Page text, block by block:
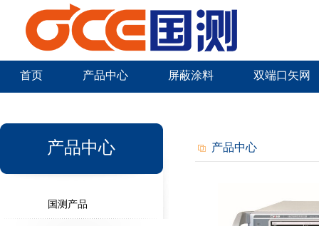
首页 产品中心 屏蔽涂料 双端口矢网
产品中心
国测产品
产品中心